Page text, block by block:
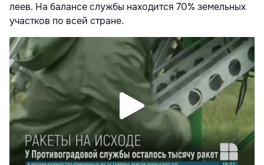
леев. На балансе службы находится 70% земельных
участков по всей стране.